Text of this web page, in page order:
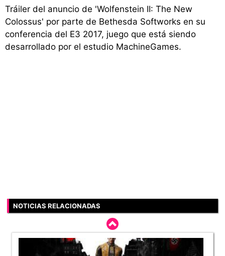
Tráiler del anuncio de 'Wolfenstein II: The New
Colossus' por parte de Bethesda Softworks en su
conferencia del E3 2017, juego que está siendo
desarrollado por el estudio MachineGames.
NOTICIAS RELACIONADAS